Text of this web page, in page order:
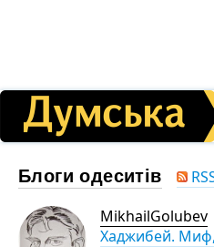
Блоги одеситів
MikhailGolubev
Хаджибей.